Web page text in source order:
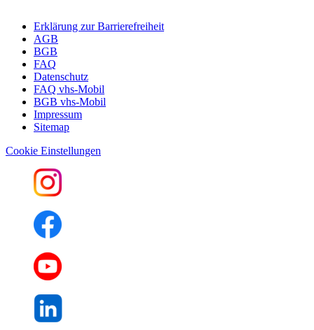
Erklärung zur Barrierefreiheit
AGB
BGB
FAQ
Datenschutz
FAQ vhs-Mobil
BGB vhs-Mobil
Impressum
Sitemap
Cookie Einstellungen